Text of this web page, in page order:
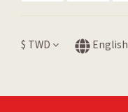
$ TWD English